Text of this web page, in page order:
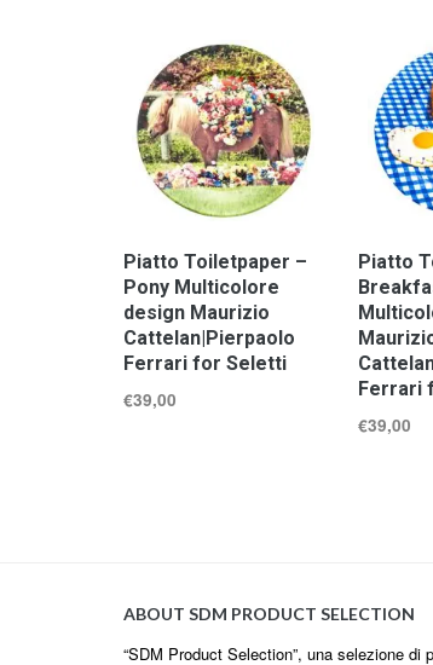
Piatto Toiletpaper –
Pony Multicolore
design Maurizio
Cattelan|Pierpaolo
Ferrari for Seletti
€39,00
Piatto
Ferrari
€39,00
ABOUT SDM PRODUCT SELECTION
“SDM Product Selection”, una selezione